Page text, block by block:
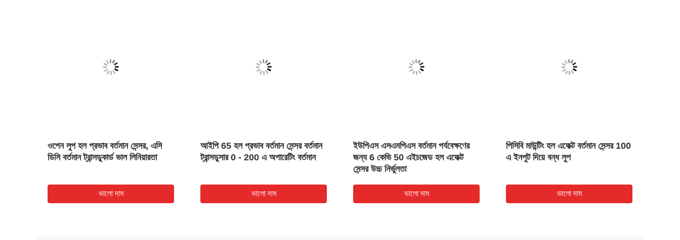
ওপেন লুপ হল প্রভাব বর্তমান সেন্সর, এসি
ডিসি বর্তমান ট্রান্সডুকার্ড ভাল লিনিয়ারতা
ভালো দাম
আইপি 65 হল প্রভাব বর্তমান সেন্সর বর্তমান
ট্রান্সডুসার 0 - 200 এ অপারেটিং বর্তমান
ভালো দাম
ইউপিএস এসএমপিএস বর্তমান পর্যবেক্ষণের
জন্য 6 কেভি 50 এইচজেড হল এফেক্ট
সেন্সর উচ্চ নির্ভুলতা
ভালো দাম
পিসিবি মাউন্টিং হল এফেক্ট বর্তমান সেন্সর 100
এ ইনপুট দিয়ে বন্ধ লুপ
ভালো দাম